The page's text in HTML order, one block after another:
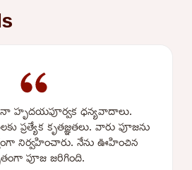
హృదయపూర్వక ధన్యవాదాలు.
ప్రత్యేక కృతజ్ఞతలు. వారు పూజను
నిర్వహించారు. నేను ఊహించిన
పూజ జరిగింది.